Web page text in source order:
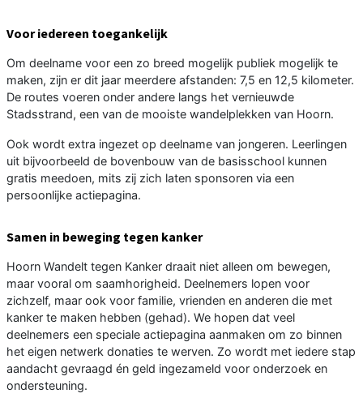
Voor iedereen toegankelijk
Om deelname voor een zo breed mogelijk publiek mogelijk te
maken, zijn er dit jaar meerdere afstanden: 7,5 en 12,5 kilometer.
De routes voeren onder andere langs het vernieuwde
Stadsstrand, een van de mooiste wandelplekken van Hoorn.
Ook wordt extra ingezet op deelname van jongeren. Leerlingen
uit bijvoorbeeld de bovenbouw van de basisschool kunnen
gratis meedoen, mits zij zich laten sponsoren via een
persoonlijke actiepagina.
Samen in beweging tegen kanker
Hoorn Wandelt tegen Kanker draait niet alleen om bewegen,
maar vooral om saamhorigheid. Deelnemers lopen voor
zichzelf, maar ook voor familie, vrienden en anderen die met
kanker te maken hebben (gehad). We hopen dat veel
deelnemers een speciale actiepagina aanmaken om zo binnen
het eigen netwerk donaties te werven. Zo wordt met iedere stap
aandacht gevraagd én geld ingezameld voor onderzoek en
ondersteuning.